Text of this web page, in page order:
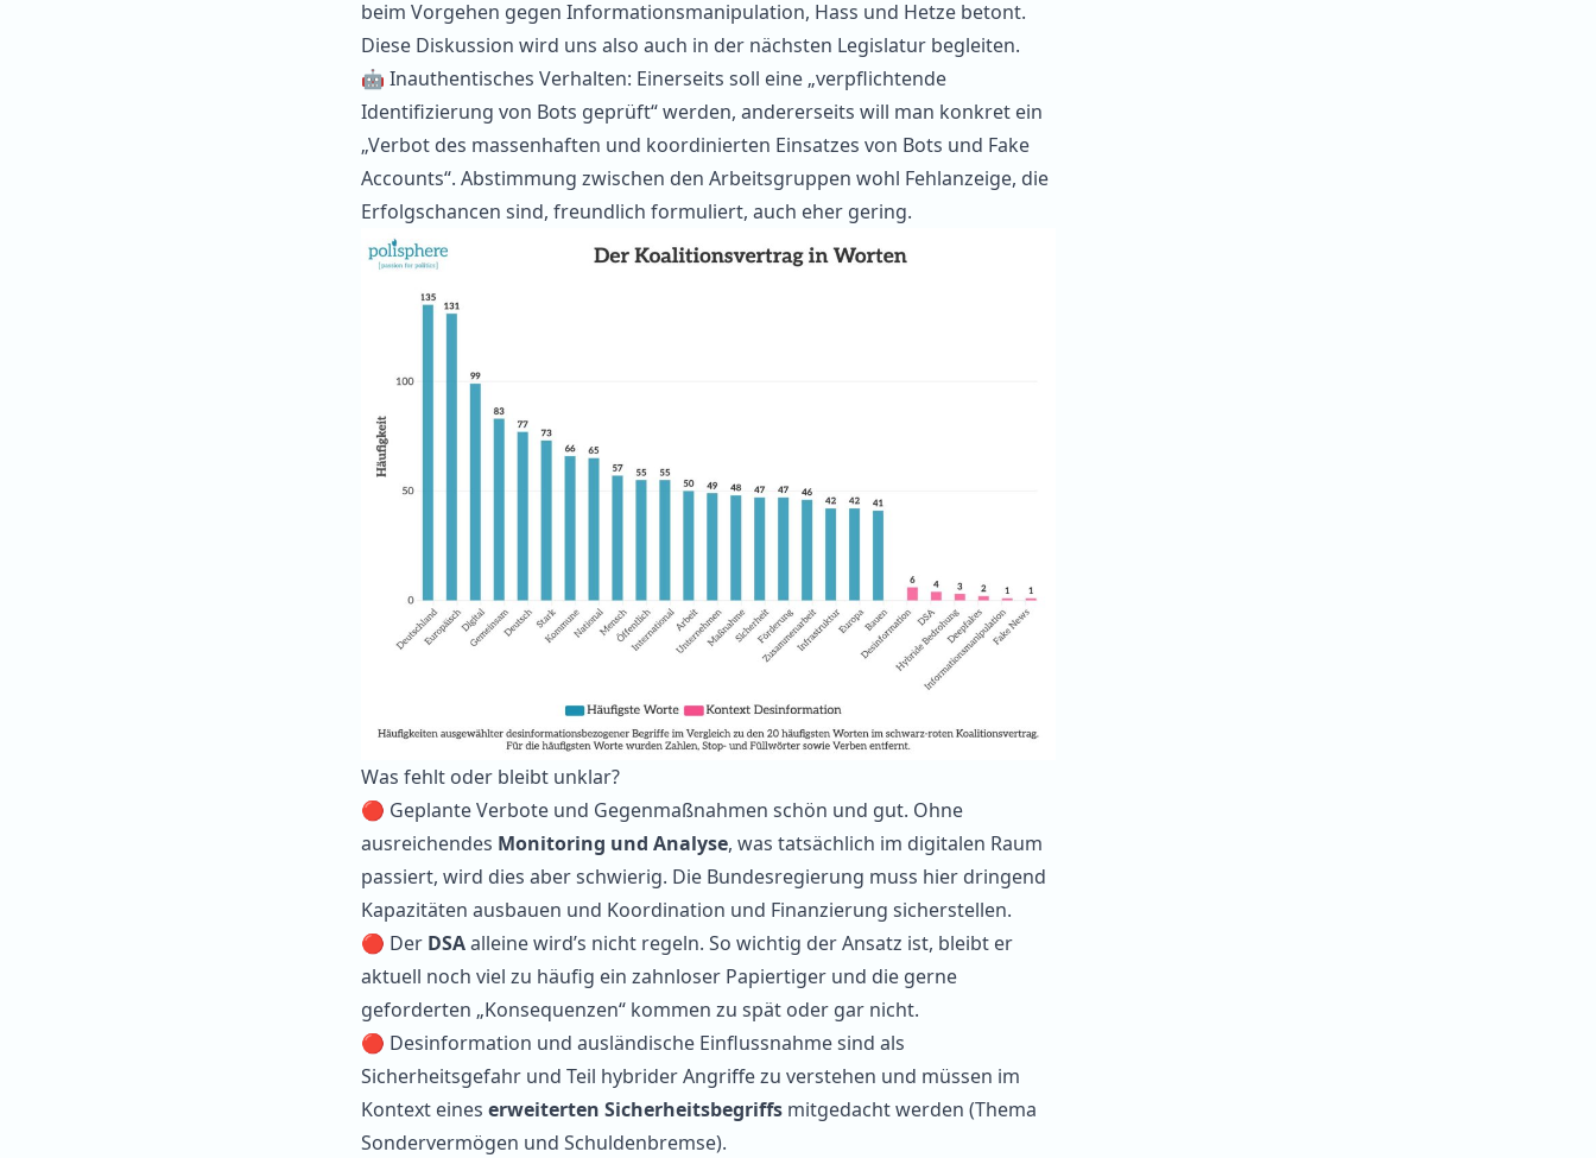
beim Vorgehen gegen Informationsmanipulation, Hass und Hetze betont.
Diese Diskussion wird uns also auch in der nächsten Legislatur begleiten.
🤖 Inauthentisches Verhalten: Einerseits soll eine „verpflichtende
Identifizierung von Bots geprüft“ werden, andererseits will man konkret ein
„Verbot des massenhaften und koordinierten Einsatzes von Bots und Fake
Accounts“. Abstimmung zwischen den Arbeitsgruppen wohl Fehlanzeige, die
Erfolgschancen sind, freundlich formuliert, auch eher gering.
Was fehlt oder bleibt unklar?
🔴 Geplante Verbote und Gegenmaßnahmen schön und gut. Ohne
ausreichendes Monitoring und Analyse, was tatsächlich im digitalen Raum
passiert, wird dies aber schwierig. Die Bundesregierung muss hier dringend
Kapazitäten ausbauen und Koordination und Finanzierung sicherstellen.
🔴 Der DSAalleine wird’s nicht regeln. So wichtig der Ansatz ist, bleibt er
aktuell noch viel zu häufig ein zahnloser Papiertiger und die gerne
geforderten „Konsequenzen“ kommen zu spät oder gar nicht.
🔴 Desinformation und ausländische Einflussnahme sind als
Sicherheitsgefahr und Teil hybrider Angriffe zu verstehen und müssen im
Kontext eines erweiterten Sicherheitsbegriffs mitgedacht werden (Thema
Sondervermögen und Schuldenbremse).